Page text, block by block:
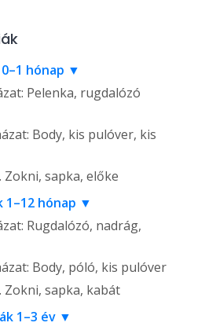
hónap
Pelenka, rugdalózó
Body, kis pulóver, kis
Zokni, sapka, előke
1–12 hónap
Rugdalózó, nadrág,
Body, póló, kis pulóver
Zokni, sapka, kabát
1–3 év